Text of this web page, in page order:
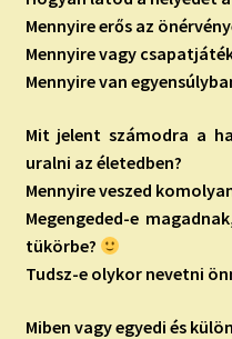
Mennyire erős az
Mennyire vagy
Mennyire van
Mit jelent számodra a
uralni az életedben?
Mennyire veszed
Megengeded-e
tükörbe?
Tudsz-e olykor nevetni
Miben vagy egyedi és